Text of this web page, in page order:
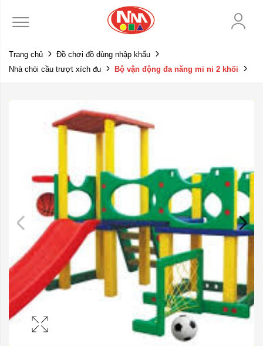
Trang chủ
Đồ chơi đồ dùng nhập khẩu
Nhà chòi cầu trượt xích đu
Bộ vận động đa năng mi ni 2 khối